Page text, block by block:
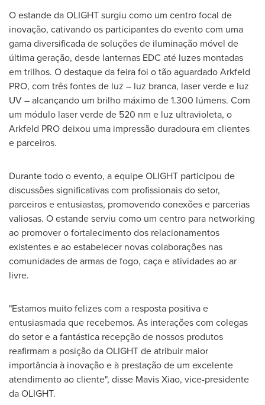
O estande da OLIGHT surgiu como um centro focal de
inovação, cativando os participantes do evento com uma
gama diversificada de soluções de iluminação móvel de
última geração, desde lanternas EDC até luzes montadas
em trilhos. O destaque da feira foi o tão aguardado Arkfeld
PRO, com três fontes de luz – luz branca, laser verde e luz
UV – alcançando um brilho máximo de 1.300 lúmens. Com
um módulo laser verde de 520 nm e luz ultravioleta, o
Arkfeld PRO deixou uma impressão duradoura em clientes
e parceiros.
Durante todo o evento, a equipe OLIGHT participou de
discussões significativas com profissionais do setor,
parceiros e entusiastas, promovendo conexões e parcerias
valiosas. O estande serviu como um centro para networking
ao promover o fortalecimento dos relacionamentos
existentes e ao estabelecer novas colaborações nas
comunidades de armas de fogo, caça e atividades ao ar
livre.
"Estamos muito felizes com a resposta positiva e
entusiasmada que recebemos. As interações com colegas
do setor e a fantástica recepção de nossos produtos
reafirmam a posição da OLIGHT de atribuir maior
importância à inovação e à prestação de um excelente
atendimento ao cliente", disse Mavis Xiao, vice-presidente
da OLIGHT.